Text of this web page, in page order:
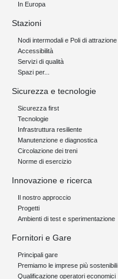
In Europa
Stazioni
Nodi intermodali e Poli di attrazione
Accessibilità
Servizi di qualità
Spazi per...
Sicurezza e tecnologie
Sicurezza first
Tecnologie
Infrastruttura resiliente
Manutenzione e diagnostica
Circolazione dei treni
Norme di esercizio
Innovazione e ricerca
Il nostro approccio
Progetti
Ambienti di test e sperimentazione
Fornitori e Gare
Principali gare
Premiamo le imprese più sostenibili
Qualificazione operatori economici